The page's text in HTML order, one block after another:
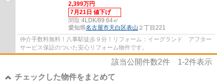
2,399万円
7月21日 値下げ
間取:4LDK/89.64㎡
愛知県名古屋市天白区表山 ２丁目221
仲介手数料無料！八事駅徒歩９分！リフォーム：イーグランド アフター
サービス保証のついた安心リフォーム物件です。
該当公開件数2件 1-2件表示
チェックした物件をまとめて